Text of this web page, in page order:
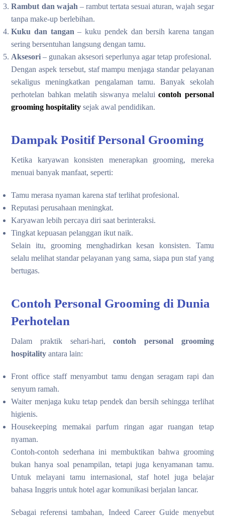
Rambut dan wajah – rambut tertata sesuai aturan, wajah segar
tanpa make-up berlebihan.
Kuku dan tangan – kuku pendek dan bersih karena tangan
sering bersentuhan langsung dengan tamu.
Aksesori – gunakan aksesori seperlunya agar tetap profesional.
Dengan aspek tersebut, staf mampu menjaga standar pelayanan
sekaligus meningkatkan pengalaman tamu. Banyak sekolah
perhotelan bahkan melatih siswanya melaluicontoh personal
grooming hospitality sejak awal pendidikan.
Dampak Positif Personal Grooming
Ketika karyawan konsisten menerapkan grooming, mereka
menuai banyak manfaat, seperti:
Tamu merasa nyaman karena staf terlihat profesional.
Reputasi perusahaan meningkat.
Karyawan lebih percaya diri saat berinteraksi.
Tingkat kepuasan pelanggan ikut naik.
Selain itu, grooming menghadirkan kesan konsisten. Tamu
selalu melihat standar pelayanan yang sama, siapa pun staf yang
bertugas.
Contoh Personal Grooming di Dunia
Perhotelan
Dalam praktik sehari-hari,contoh personal grooming
hospitality antara lain:
Front office staff menyambut tamu dengan seragam rapi dan
senyum ramah.
Waiter menjaga kuku tetap pendek dan bersih sehingga terlihat
higienis.
Housekeeping memakai parfum ringan agar ruangan tetap
nyaman.
Contoh-contoh sederhana ini membuktikan bahwa grooming
bukan hanya soal penampilan, tetapi juga kenyamanan tamu.
Untuk melayani tamu internasional, staf hotel juga belajar
bahasa Inggris untuk hotel agar komunikasi berjalan lancar.
Sebagai referensi tambahan, Indeed Career Guide menyebut